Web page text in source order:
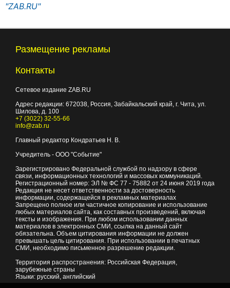
"ZAB.RU"
Размещение рекламы
Контакты
Сетевое издание ZAB.RU
Адрес редакции: 672038, Россия, Забайкальский край, г. Чита, ул.
Шилова, д. 100
+7 (3022) 32-55-66
info@zab.ru
Главный редактор Кондратьев Н. В.
Учредитель - ООО "Событие"
Зарегистрировано Федеральной службой по надзору в сфере
связи, информационных технологий и массовых коммуникаций.
Регистрационный номер: ЭЛ № ФС 77 - 75882 от 24 июня 2019 года
Редакция не несет ответственности за достоверность
информации, содержащейся в рекламных материалах
Запрещено полное или частичное копирование и использование
любых материалов сайта, как составных произведений, включая
тексты и изображения. При любом использовании данных
материалов в электронных СМИ, ссылка на данный сайт
обязательна. Объем цитирования информации не должен
превышать цель цитирования. При использовании в печатных
СМИ, необходимо письменное разрешение редакции.
Территория распространения: Российская Федерация,
зарубежные страны
Языки: русский, английский